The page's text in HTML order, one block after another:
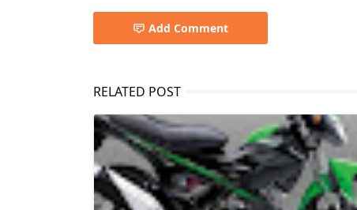
Add Comment
RELATED POST